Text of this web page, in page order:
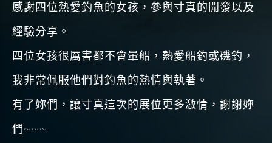
感謝四位熱愛釣魚的女孩，參與寸真的開發以及
經驗分享。
四位女孩很厲害都不會暈船，熱愛船釣或磯釣，
我非常佩服他們對釣魚的熱情與執著。
有了妳們，讓寸真這次的展位更多激情，謝謝妳
們~~~